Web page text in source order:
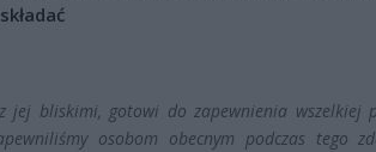
jej bliskimi, gotowi do zapewnienia wszelkiej
osobom obecnym podczas tego